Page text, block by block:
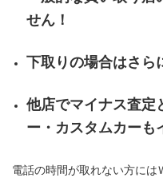
せん！
下取りの場合はさら
他店でマイナス査定
ー・カスタムカーも
電話の時間が取れない方に